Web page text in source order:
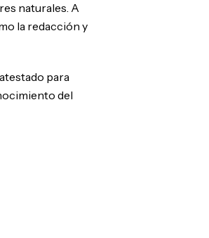
naturales. A
la redacción y
para
del